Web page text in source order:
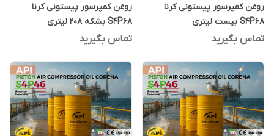
روغن کمپرسور پیستونی کرنا
S4P68 بیست لیتری
تماس بگیرید
روغن کمپرسور پیستونی کرنا
S4P68 بشکه 208 لیتری
تماس بگیرید